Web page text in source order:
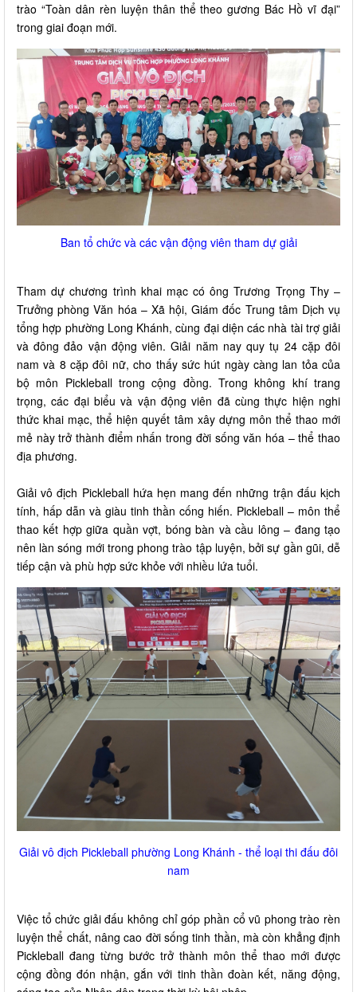
trào “Toàn dân rèn luyện thân thể theo gương Bác Hồ vĩ đại”
trong giai đoạn mới.
Ban tổ chức và các vận động viên tham dự giải
Tham dự chương trình khai mạc có ông Trương Trọng Thy –
Trưởng phòng Văn hóa – Xã hội, Giám đốc Trung tâm Dịch vụ
tổng hợp phường Long Khánh, cùng đại diện các nhà tài trợ giải
và đông đảo vận động viên. Giải năm nay quy tụ 24 cặp đôi
nam và 8 cặp đôi nữ, cho thấy sức hút ngày càng lan tỏa của
bộ môn Pickleball trong cộng đồng. Trong không khí trang
trọng, các đại biểu và vận động viên đã cùng thực hiện nghi
thức khai mạc, thể hiện quyết tâm xây dựng môn thể thao mới
mẻ này trở thành điểm nhấn trong đời sống văn hóa – thể thao
địa phương.
Giải vô địch Pickleball hứa hẹn mang đến những trận đấu kịch
tính, hấp dẫn và giàu tinh thần cống hiến. Pickleball – môn thể
thao kết hợp giữa quần vợt, bóng bàn và cầu lông – đang tạo
nên làn sóng mới trong phong trào tập luyện, bởi sự gần gũi, dễ
tiếp cận và phù hợp sức khỏe với nhiều lứa tuổi.
Giải vô địch Pickleball phường Long Khánh - thể loại thi đấu đôi
nam
Việc tổ chức giải đấu không chỉ góp phần cổ vũ phong trào rèn
luyện thể chất, nâng cao đời sống tinh thần, mà còn khẳng định
Pickleball đang từng bước trở thành môn thể thao mới được
cộng đồng đón nhận, gắn với tinh thần đoàn kết, năng động,